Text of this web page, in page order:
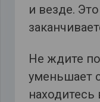
и везде.
Не ждите
уменьшает